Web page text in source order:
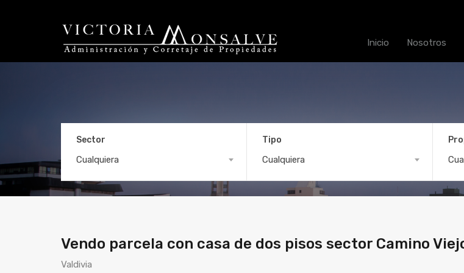
Inicio Nosotros
Sector
Cualquiera
Tipo
Cualquiera
Vendo parcela con casa de dos pisos
Vendo parcela con casa de dos pisos sector Camino
Valdivia